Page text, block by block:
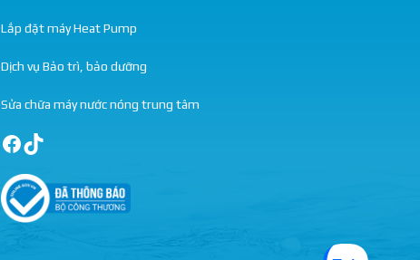
Lắp đặt máy Heat Pump
Dịch vụ Bảo trì, bảo dưỡng
Sửa chữa máy nước nóng trung tâm